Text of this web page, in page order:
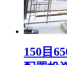
150目